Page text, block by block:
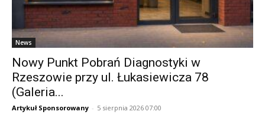
News
Nowy Punkt Pobrań Diagnostyki w
Rzeszowie przy ul. Łukasiewicza 78
(Galeria...
Artykuł Sponsorowany - 5 sierpnia 2026 07:00